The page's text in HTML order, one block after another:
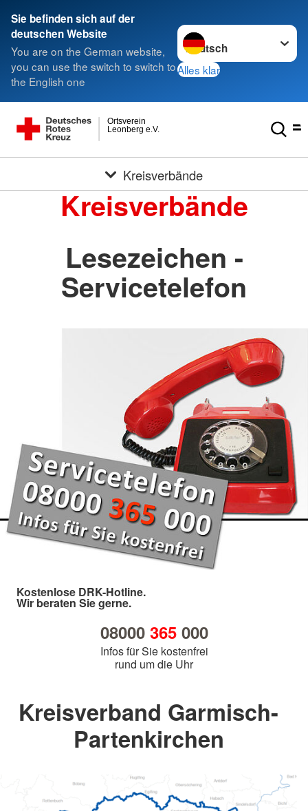
Sie befinden sich auf der
deutschen Website
You are on the German website,
you can use the switch to switch to
the English one
Sprache wechseln zu
Alles klar
Leonberg e.V.
Ortsverein
Kreisverbände
Kreisverbände
Lesezeichen -
Servicetelefon
Kostenlose DRK-Hotline.
Wir beraten Sie gerne.
08000 365000
Infos für Sie kostenfrei
rund um die Uhr
Kreisverband Garmisch-
Partenkirchen